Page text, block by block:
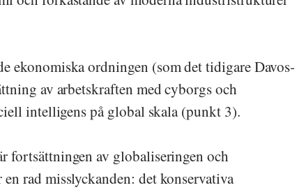
ekonomiska ordningen (som det tidigare Davos-
av arbetskraften med cyborgs och
intelligens på global skala (punkt 3).
fortsättningen av globaliseringen och
rad misslyckanden: det konservativa